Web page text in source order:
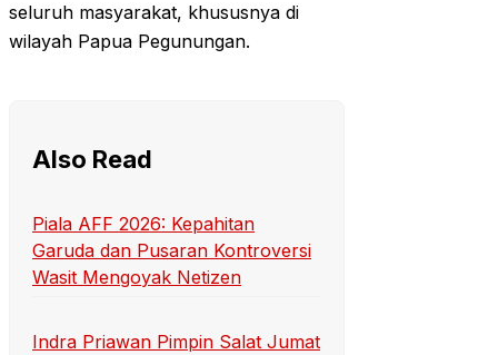
seluruh masyarakat, khususnya di
wilayah Papua Pegunungan.
Also Read
Piala AFF 2026: Kepahitan
Garuda dan Pusaran Kontroversi
Wasit Mengoyak Netizen
Indra Priawan Pimpin Salat Jumat